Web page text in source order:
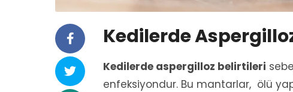
Kedilerde
Kedilerde aspergilloz belirtileri
enfeksiyondur. Bu mantarlar, ölü